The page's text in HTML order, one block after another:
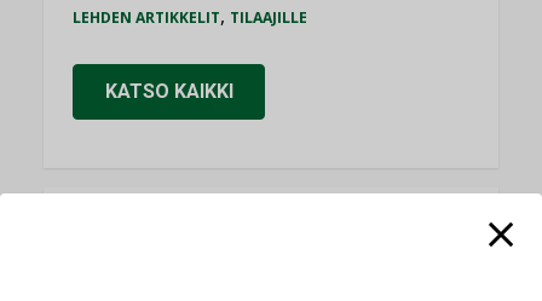
LEHDEN ARTIKKELIT, TILAAJILLE
KATSO KAIKKI